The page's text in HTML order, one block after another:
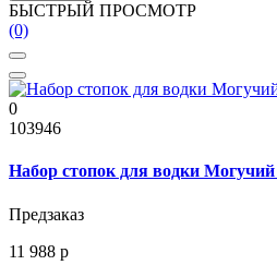
БЫСТРЫЙ ПРОСМОТР
(0)
0
103946
Набор стопок для водки
Предзаказ
11 988 р